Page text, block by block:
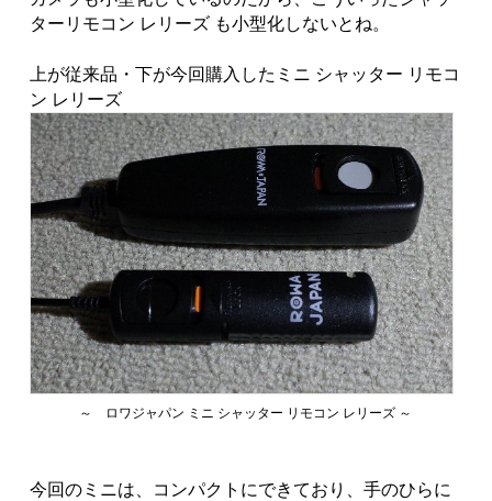
ターリモコン レリーズ も小型化しないとね。
上が従来品・下が今回購入したミニ シャッター リモコ
ン レリーズ
～ ロワジャパン ミニ シャッター リモコン レリーズ ～
今回のミニは、コンパクトにできており、手のひらに